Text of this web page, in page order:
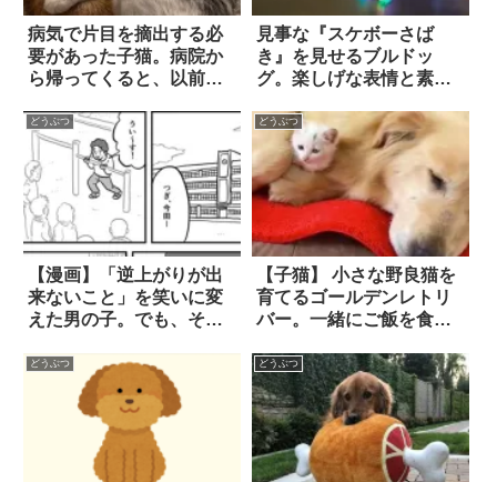
病気で片目を摘出する必
要があった子猫。病院か
ら帰ってくると、以前に
性格になっていた！
見事な『スケボーさば
き』を見せるブルドッ
グ。楽しげな表情と素晴
ひとも動画でご覧あ
れ！！
どうぶつ
【漫画】「逆上がりが出
来ないこと」を笑いに変
えた男の子。でも、その
どうぶつ
【子猫】 小さな野良猫を
育てるゴールデンレトリ
バー。一緒にご飯を食べ
する姿は…もはや本当の
親子！！
どうぶつ どうぶつ